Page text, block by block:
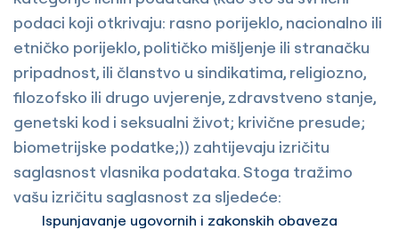
podaci koji otkrivaju: rasno porijeklo, nacionalno ili
etničko porijeklo, političko mišljenje ili stranačku
pripadnost, ili članstvo u sindikatima, religiozno,
filozofsko ili drugo uvjerenje, zdravstveno stanje,
genetski kod i seksualni život; krivične presude;
biometrijske podatke;)) zahtijevaju izričitu
saglasnost vlasnika podataka. Stoga tražimo
vašu izričitu saglasnost za sljedeće:
Ispunjavanje ugovornih i zakonskih obaveza